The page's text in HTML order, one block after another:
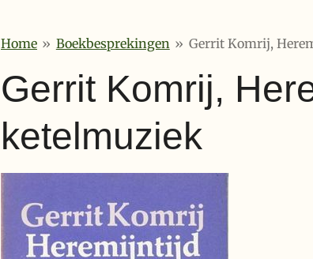
Home » Boekbesprekingen » Gerrit Komrij,
Gerrit Komrij,
ketelmuziek